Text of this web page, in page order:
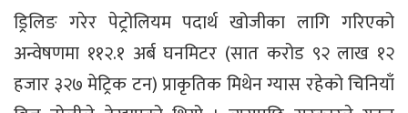
ड्रिलिङ गरेर पेट्रोलियम पदार्थ खोजीका लागि गरिएको
अन्वेषणमा ११२.१ अर्ब घनमिटर (सात करोड ९२ लाख १२
हजार ३२७ मेट्रिक टन) प्राकृतिक मिथेन ग्यास रहेको चिनियाँ